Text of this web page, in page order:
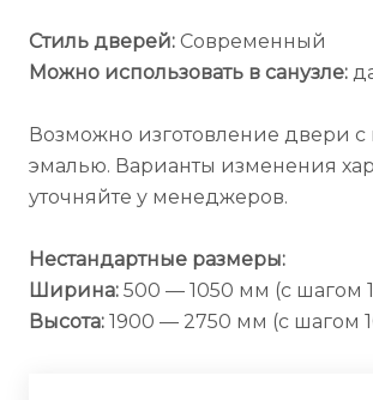
Стиль дверей: Современный
Можно использовать в санузле:
Возможно изготовление двери
эмалью. Варианты изменения
уточняйте у менеджеров.
Нестандартные размеры:
Ширина: 500 — 1050 мм (с шагом
Высота: 1900 — 2750 мм (с шагом